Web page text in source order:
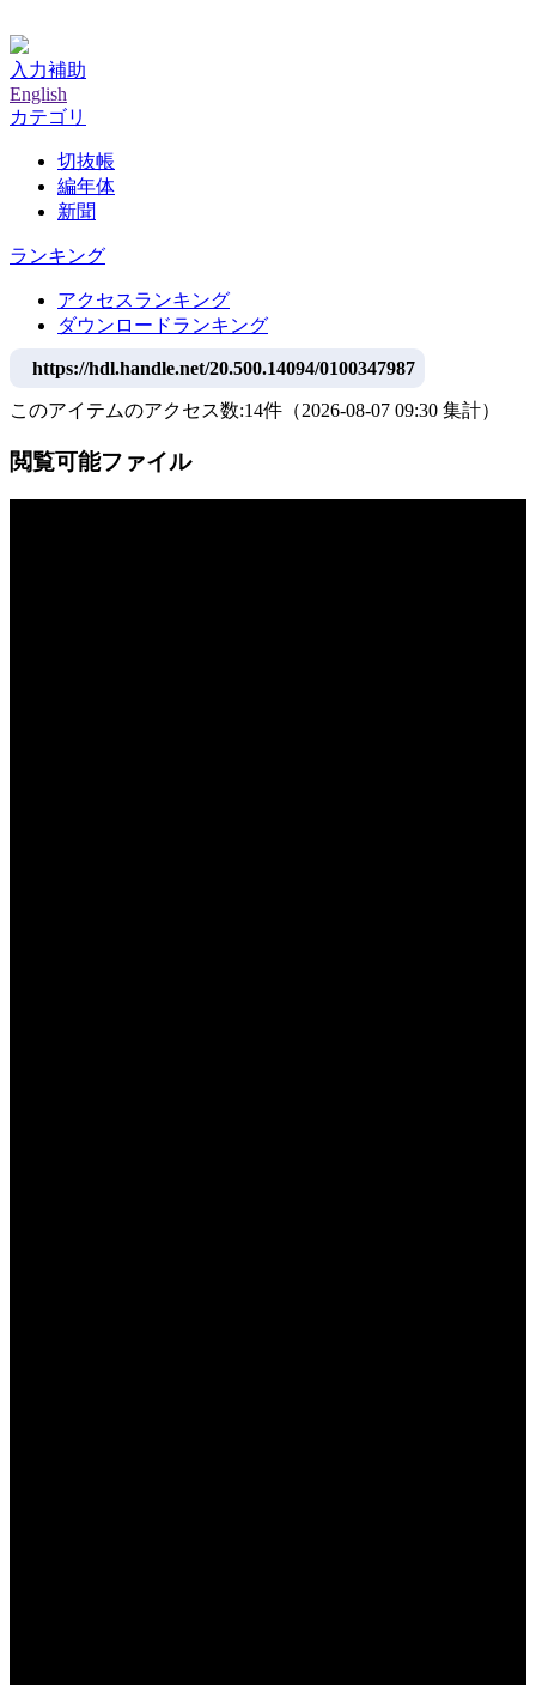
入力補助
English
カテゴリ
切抜帳
編年体
新聞
ランキング
アクセスランキング
ダウンロードランキング
https://hdl.handle.net/20.500.14094/0100347987
このアイテムのアクセス数:14件 （2026-08-07 09:30 集計）
閲覧可能ファイル